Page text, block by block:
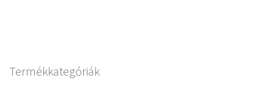
Termékkategóriák